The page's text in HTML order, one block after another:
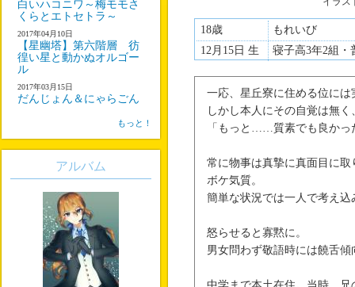
18歳
もれいび
12月15日 生
寝子高3年2組・
一応、星丘寮に住める位には
しかし本人にその自覚は無
「もっと……質素でも良かっ
常に物事は真摯に真面目に
ボケ気質。
簡単な状況では一人で考え
怒らせると寡黙に。
男女問わず敬語時には饒舌傾
白いハコニワ～梅モモさ
くらとエトセトラ～
2017年04月10日
【星幽塔】第六階層 彷
徨い星と動かぬオルゴー
ル
2017年03月15日
だんじょん＆にゃらごん
もっと！
アルバム